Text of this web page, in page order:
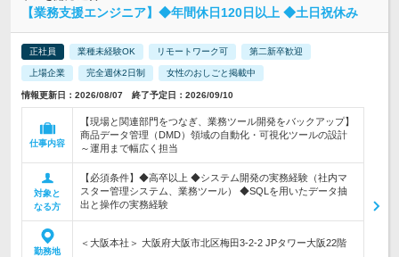
【業務支援エンジニア】◆年間休日120日以上 ◆土日祝休み
正社員 業種未経験OK リモートワーク可 第二新卒歓迎
上場企業 完全週休2日制 女性のおしごと掲載中
情報更新日：2026/08/07 終了予定日：2026/09/10
仕事内容
【現場と関連部門をつなぎ、業務ツール開発をバックアップ】
商品データ管理（DMD）領域の自動化・可視化ツールの設計
～運用まで幅広く担当
対象と
なる方
【必須条件】◆高卒以上 ◆システム開発の実務経験（社内マ
スター管理システム、業務ツール） ◆SQLを用いたデータ抽
出と操作の実務経験
勤務地
＜大阪本社＞ 大阪府大阪市北区梅田3-2-2 JPタワー大阪22階